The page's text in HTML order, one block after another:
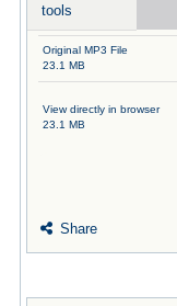
tools
Original MP3 File
23.1 MB
View directly in browser
23.1 MB
Share